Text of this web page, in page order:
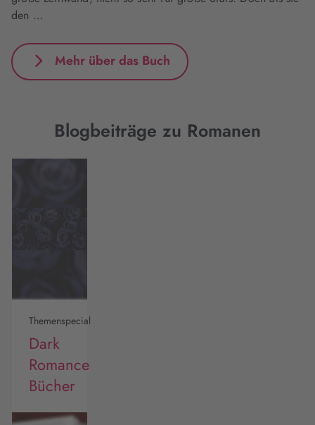
den …
Mehr über das Buch
Blogbeiträge zu Romanen
Themenspecial
Dark
Romance
Bücher